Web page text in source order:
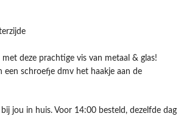
deze prachtige vis van metaal & glas!
een schroefje dmv het haakje aan de
jou in huis. Voor 14:00 besteld, dezelfde dag